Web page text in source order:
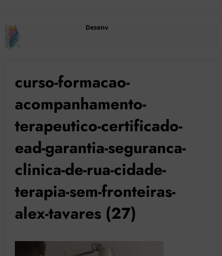
curso-formacao-
acompanhamento-
terapeutico-certificado-
ead-garantia-seguranca-
clinica-de-rua-cidade-
terapia-sem-fronteiras-
alex-tavares (27)